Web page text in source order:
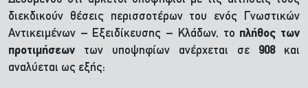
διεκδικούν θέσεις περισσοτέρων του ενός Γνωστικών
Αντικειμένων – Εξειδίκευσης – Κλάδων, το πλήθος των
προτιμήσεων των υποψηφίων ανέρχεται σε 908και
αναλύεται ως εξής: